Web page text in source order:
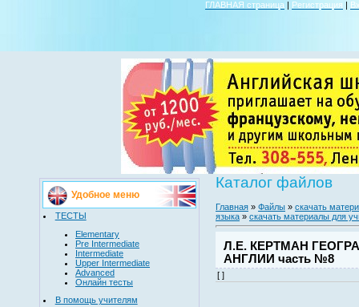
ГЛАВНАЯ страница | Регистрация |
Удобное меню
ТЕСТЫ
Elementary
Pre Intermediate
Intermediate
Upper Intermediate
Advanced
Онлайн тесты
В помощь учителям
Каталог файлов
Главная » Файлы » скачать
языка » скачать материалы для
Л.Е. КЕРТМАН
АНГЛИИ часть №8
[ ]